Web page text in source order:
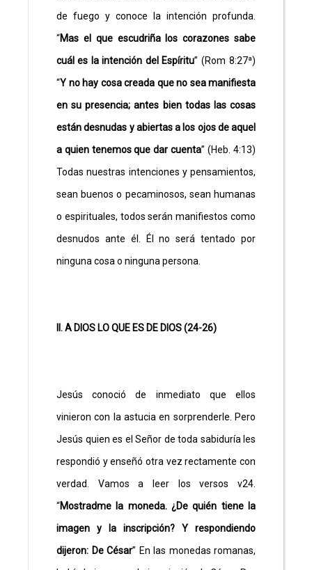
de fuego y conoce la intención profunda.
“Mas el que escudriña los corazones sabe
cuál es la intención del Espíritu” (Rom 8:27ª)
“Y no hay cosa creada que no sea manifiesta
en su presencia; antes bien todas las cosas
están desnudas y abiertas a los ojos de aquel
a quien tenemos que dar cuenta” (Heb. 4:13)
Todas nuestras intenciones y pensamientos,
sean buenos o pecaminosos, sean humanas
o espirituales, todos serán manifiestos como
desnudos ante él. Él no será tentado por
ninguna cosa o ninguna persona.
II. A DIOS LO QUE ES DE DIOS (24-26)
Jesús conoció de inmediato que ellos
vinieron con la astucia en sorprenderle. Pero
Jesús quien es el Señor de toda sabiduría les
respondió y enseñó otra vez rectamente con
verdad. Vamos a leer los versos v24.
“Mostradme la moneda. ¿De quién tiene la
imagen y la inscripción? Y respondiendo
dijeron: De César” En las monedas romanas,